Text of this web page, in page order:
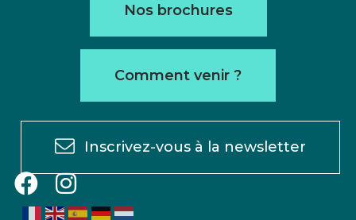
Nos brochures
Comment venir ?
Inscrivez-vous à la newsletter